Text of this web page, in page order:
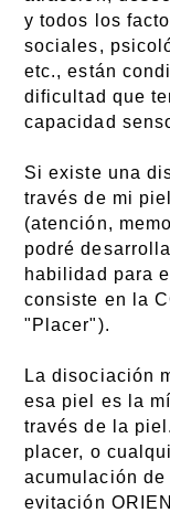
y todos los
sociales,
etc., están
dificultad que
capacidad
Si existe una
través de mi
(atención,
podré
habilidad para
consiste en la
"Placer").
La disociación
esa piel es la
través de la
placer, o
acumulación
evitación